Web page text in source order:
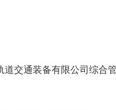
道交通装备有限公司综合